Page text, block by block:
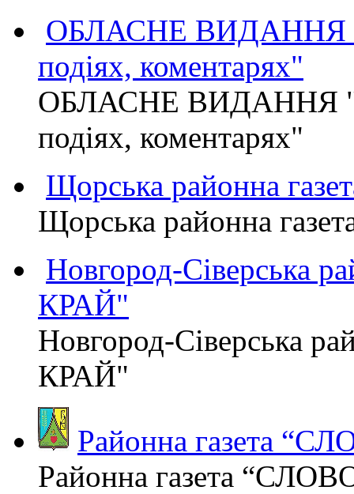
ОБЛАСНЕ ВИДАННЯ
подіях, коментарях"
ОБЛАСНЕ ВИДАННЯ
подіях, коментарях"
Щорська районна
Щорська районна
Новгород-Сіверська
КРАЙ"
Новгород-Сіверська
КРАЙ"
Районна газета
Районна газета